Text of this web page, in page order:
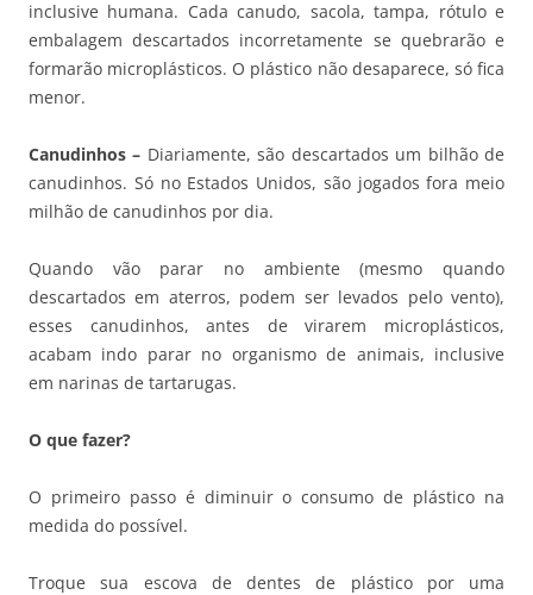
inclusive humana. Cada canudo, sacola, tampa, rótulo e
embalagem descartados incorretamente se quebrarão e
formarão microplásticos. O plástico não desaparece, só fica
menor.
Canudinhos – Diariamente, são descartados um bilhão de
canudinhos. Só no Estados Unidos, são jogados fora meio
milhão de canudinhos por dia.
Quando vão parar no ambiente (mesmo quando
descartados em aterros, podem ser levados pelo vento),
esses canudinhos, antes de virarem microplásticos,
acabam indo parar no organismo de animais, inclusive
em narinas de tartarugas.
O que fazer?
O primeiro passo é diminuir o consumo de plástico na
medida do possível.
Troque sua escova de dentes de plástico por uma